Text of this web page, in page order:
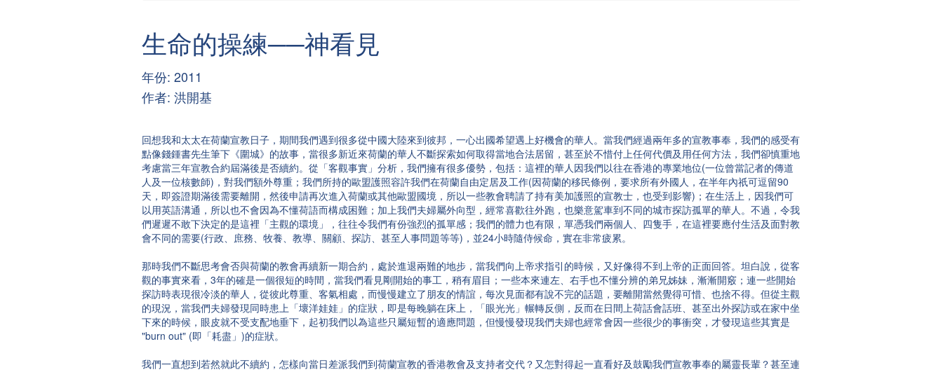
生命的操練──神看見
年份: 2011
作者: 洪開基
回想我和太太在荷蘭宣教日子，期間我們遇到很多從中國大陸來到彼邦，一心出國希望遇上好機會的華人。當我們經過兩年多的宣教事奉，我們的感受有
點像錢鍾書先生筆下《圍城》的故事，當很多新近來荷蘭的華人不斷探索如何取得當地合法居留，甚至於不惜付上任何代價及用任何方法，我們卻慎重地
考慮當三年宣教合約屆滿後是否續約。從「客觀事實」分析，我們擁有很多優勢，包括：這裡的華人因我們以往在香港的專業地位(一位曾當記者的傳道
人及一位核數師)，對我們額外尊重；我們所持的歐盟護照容許我們在荷蘭自由定居及工作(因荷蘭的移民條例，要求所有外國人，在半年內祇可逗留90
天，即簽證期滿後需要離開，然後申請再次進入荷蘭或其他歐盟國境，所以一些教會聘請了持有美加護照的宣教士，也受到影響)；在生活上，因我們可
以用英語溝通，所以也不會因為不懂荷語而構成困難；加上我們夫婦屬外向型，經常喜歡往外跑，也樂意駕車到不同的城市探訪孤單的華人。不過，令我
們遲遲不敢下決定的是這裡「主觀的環境」，往往令我們有份強烈的孤單感；我們的體力也有限，單憑我們兩個人、四隻手，在這裡要應付生活及面對教
會不同的需要(行政、庶務、牧養、教導、關顧、探訪、甚至人事問題等等)，並24小時隨侍候命，實在非常疲累。
那時我們不斷思考會否與荷蘭的教會再續新一期合約，處於進退兩難的地步，當我們向上帝求指引的時候，又好像得不到上帝的正面回答。坦白說，從客
觀的事實來看，3年的確是一個很短的時間，當我們看見剛開始的事工，稍有眉目；一些本來連左、右手也不懂分辨的弟兄姊妹，漸漸開竅；連一些開始
探訪時表現很冷淡的華人，從彼此尊重、客氣相處，而慢慢建立了朋友的情誼，每次見面都有說不完的話題，要離開當然覺得可惜、也捨不得。但從主觀
的現況，當我們夫婦發現同時患上「壞洋娃娃」的症狀，即是每晚躺在床上，「眼光光」輾轉反側，反而在日間上荷話會話班、甚至出外探訪或在家中坐
下來的時候，眼皮就不受支配地垂下，起初我們以為這些只屬短暫的適應問題，但慢慢發現我們夫婦也經常會因一些很少的事衝突，才發現這些其實是
"burn out" (即「耗盡」)的症狀。
我們一直想到若然就此不續約，怎樣向當日差派我們到荷蘭宣教的香港教會及支持者交代？又怎對得起一直看好及鼓勵我們宣教事奉的屬靈長輩？甚至連